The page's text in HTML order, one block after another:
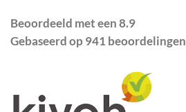
Beoordeeld met een 8.9
Gebaseerd op 941 beoordelingen